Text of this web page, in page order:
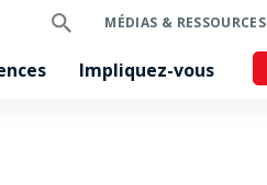
MÉDIAS & RESSOURCES
Impliquez-vous